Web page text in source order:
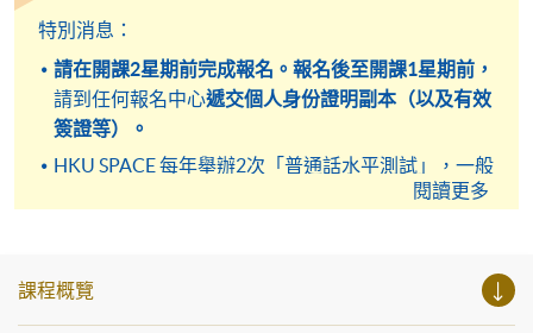
非本地申請者，請事先了解本校入學須知：
https://hkuspace.hku.hk/cht/admission/，亦可透過
電郵/電話查詢。
如成功開課，已報名人士將於開課前一星期收到電郵
特別消息：
請在開課2星期前完成報名。報名後至開課1星期前，
請到任何報名中心遞交個人身份證明副本（以及有效
簽證等）。
HKU SPACE 每年舉辦2次「普通話水平測試」，一般
於3月或4月份和8月份舉行。各考前培訓課程亦在測
準備報名。 學員可自行購買最新版的《普通話水平測
閱讀更多
課程概覽